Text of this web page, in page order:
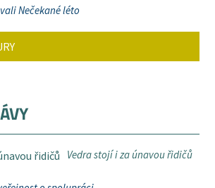
Nečekané léto
Vedra stojí i za únavou řidičů